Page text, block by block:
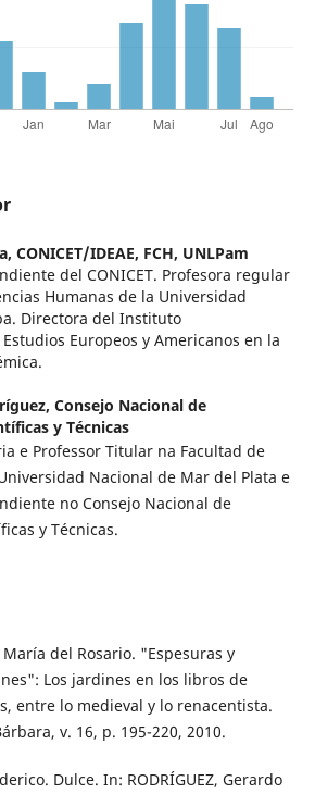
CONICET/IDEAE, FCH, UNLPam
del CONICET. Profesora regular
Humanas de la Universidad
Directora del Instituto
Europeos y Americanos en la
Consejo Nacional de
y Técnicas
e Professor Titular na Facultad de
Nacional de Mar del Plata e
no Consejo Nacional de
y Técnicas.
María del Rosario. "Espesuras y
Los jardines en los libros de
entre lo medieval y lo renacentista.
v. 16, p. 195-220, 2010.
Dulce. In: RODRÍGUEZ, Gerardo